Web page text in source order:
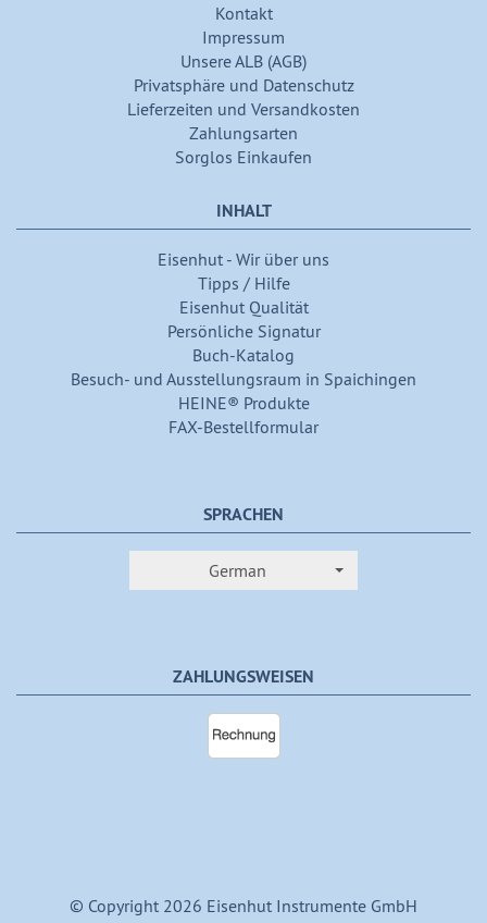
Kontakt
Impressum
Unsere ALB (AGB)
Privatsphäre und Datenschutz
Lieferzeiten und Versandkosten
Zahlungsarten
Sorglos Einkaufen
INHALT
Eisenhut - Wir über uns
Tipps / Hilfe
Eisenhut Qualität
Persönliche Signatur
Buch-Katalog
Besuch- und Ausstellungsraum in Spaichingen
HEINE® Produkte
FAX-Bestellformular
SPRACHEN
German
ZAHLUNGSWEISEN
© Copyright 2026 Eisenhut Instrumente GmbH